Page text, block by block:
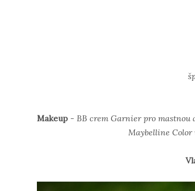
Makeup - BB crem Garnier pro mastnou
Maybelline